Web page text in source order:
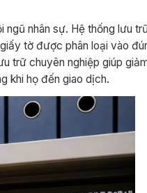
nhân sự. Hệ thống lưu
tờ được phân loại vào
trữ chuyên nghiệp giúp
khi họ đến giao dịch.